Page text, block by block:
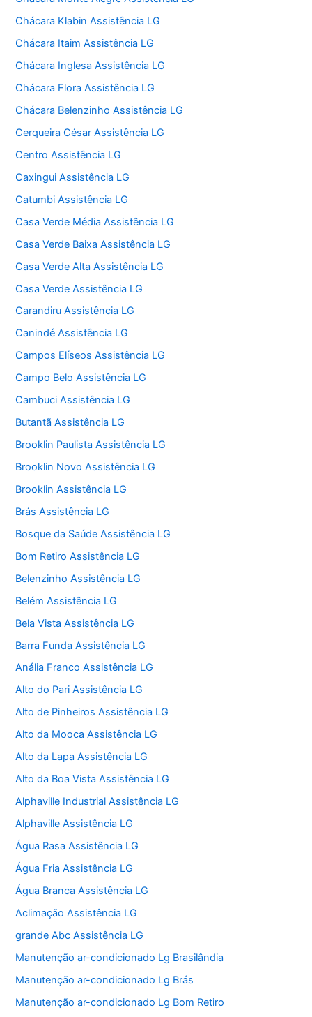
Chácara Klabin Assistência LG
Chácara Itaim Assistência LG
Chácara Inglesa Assistência LG
Chácara Flora Assistência LG
Chácara Belenzinho Assistência LG
Cerqueira César Assistência LG
Centro Assistência LG
Caxingui Assistência LG
Catumbi Assistência LG
Casa Verde Média Assistência LG
Casa Verde Baixa Assistência LG
Casa Verde Alta Assistência LG
Casa Verde Assistência LG
Carandiru Assistência LG
Canindé Assistência LG
Campos Elíseos Assistência LG
Campo Belo Assistência LG
Cambuci Assistência LG
Butantã Assistência LG
Brooklin Paulista Assistência LG
Brooklin Novo Assistência LG
Brooklin Assistência LG
Brás Assistência LG
Bosque da Saúde Assistência LG
Bom Retiro Assistência LG
Belenzinho Assistência LG
Belém Assistência LG
Bela Vista Assistência LG
Barra Funda Assistência LG
Anália Franco Assistência LG
Alto do Pari Assistência LG
Alto de Pinheiros Assistência LG
Alto da Mooca Assistência LG
Alto da Lapa Assistência LG
Alto da Boa Vista Assistência LG
Alphaville Industrial Assistência LG
Alphaville Assistência LG
Água Rasa Assistência LG
Água Fria Assistência LG
Água Branca Assistência LG
Aclimação Assistência LG
grande Abc Assistência LG
Manutenção ar-condicionado Lg Brasilândia
Manutenção ar-condicionado Lg Brás
Manutenção ar-condicionado Lg Bom Retiro